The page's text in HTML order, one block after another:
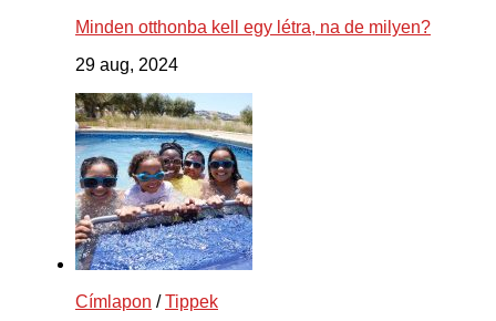
Minden otthonba kell egy létra, na de milyen?
29 aug, 2024
Címlapon /Tippek